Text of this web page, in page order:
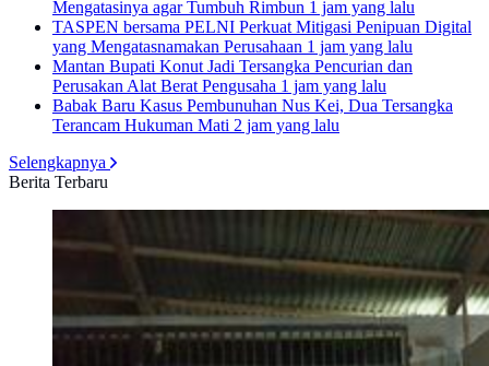
Mengatasinya agar Tumbuh Rimbun 1 jam yang lalu
TASPEN bersama PELNI Perkuat Mitigasi Penipuan Digital
yang Mengatasnamakan Perusahaan 1 jam yang lalu
Mantan Bupati Konut Jadi Tersangka Pencurian dan
Perusakan Alat Berat Pengusaha 1 jam yang lalu
Babak Baru Kasus Pembunuhan Nus Kei, Dua Tersangka
Terancam Hukuman Mati 2 jam yang lalu
Selengkapnya
Berita Terbaru